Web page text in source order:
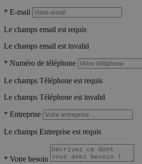
* E-mail
Le champs email est requis
Le champs email est invalid
* Numéro de téléphone
Le champs Téléphone est requis
Le champs Téléphone est invalid
* Entreprise
Le champs Entreprise est requis
* Votre besoin